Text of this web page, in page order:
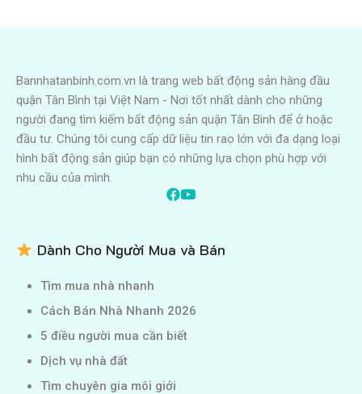
Bannhatanbinh.com.vn là trang web bất động sản hàng đầu
quận Tân Bình tại Việt Nam - Nơi tốt nhất dành cho những
người đang tìm kiếm bất động sản quận Tân Bình để ở hoặc
đầu tư. Chúng tôi cung cấp dữ liệu tin rao lớn với đa dạng loại
hình bất động sản giúp bạn có những lựa chọn phù hợp với
nhu cầu của mình.
Dành Cho Người Mua và Bán
Tìm mua nhà nhanh
Cách Bán Nhà Nhanh 2026
5 điều người mua cần biết
Dịch vụ nhà đất
Tìm chuyên gia môi giới